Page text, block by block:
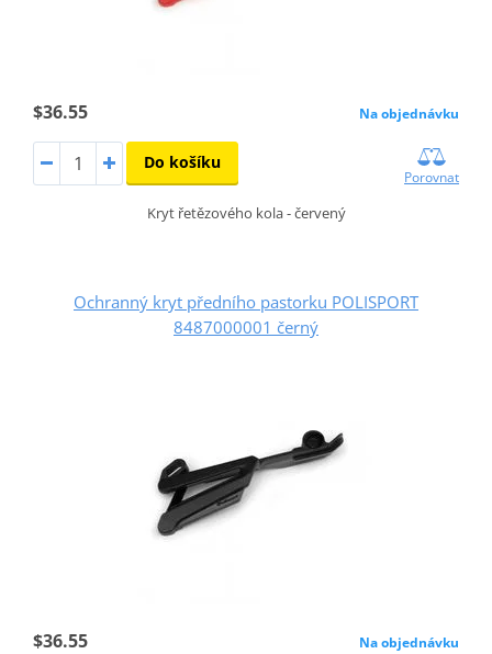
$36.55 Na objednávku
Do košíku
Porovnat
Kryt řetězového kola - červený
Ochranný kryt předního pastorku POLISPORT
8487000001 černý
$36.55 Na objednávku